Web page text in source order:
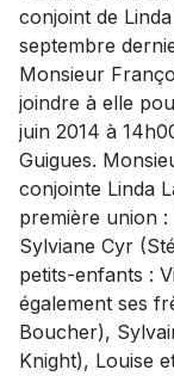
conjoint de
septembre
Monsieur
joindre à elle
juin 2014 à
Guigues.
conjointe Linda
première union
Sylviane Cyr
petits-enfants :
également ses
Boucher),
Knight), Louise